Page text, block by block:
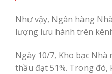
Như vậy, Ngân hàng
lượng lưu hành trên
Ngày 10/7, Kho bạc
thầu đạt 51%. Trong đó,